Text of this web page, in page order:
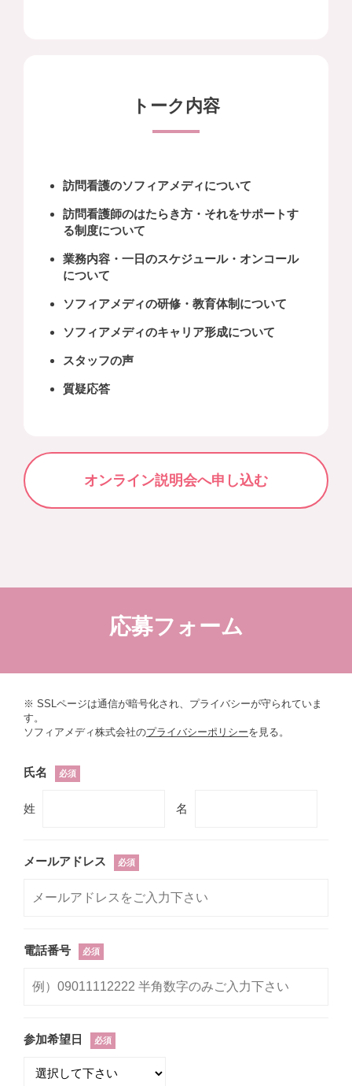
トーク内容
訪問看護のソフィアメディについて
訪問看護師のはたらき方・それをサポートす
る制度について
業務内容・一日のスケジュール・オンコール
について
ソフィアメディの研修・教育体制について
ソフィアメディのキャリア形成について
スタッフの声
質疑応答
オンライン説明会へ申し込む
応募フォーム
※ SSLページは通信が暗号化され、プライバシーが守られていま
す。
ソフィアメディ株式会社のプライバシーポリシーを見る。
氏名 必須
姓 名
メールアドレス 必須
電話番号 必須
参加希望日 必須